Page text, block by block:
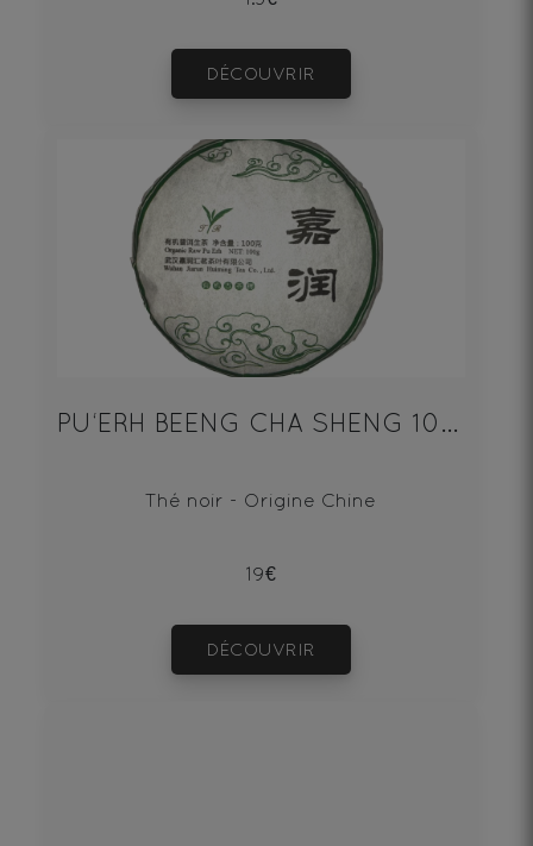
DÉCOUVRIR
PU‘ERH BEENG CHA SHENG 100g
Thé noir - Origine Chine
19€
DÉCOUVRIR